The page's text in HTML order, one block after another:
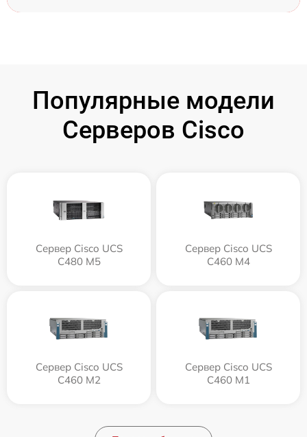
Популярные модели
Серверов Cisco
Сервер Cisco UCS
C480 M5
Сервер Cisco UCS
C460 M4
Сервер Cisco UCS
C460 M2
Сервер Cisco UCS
C460 M1